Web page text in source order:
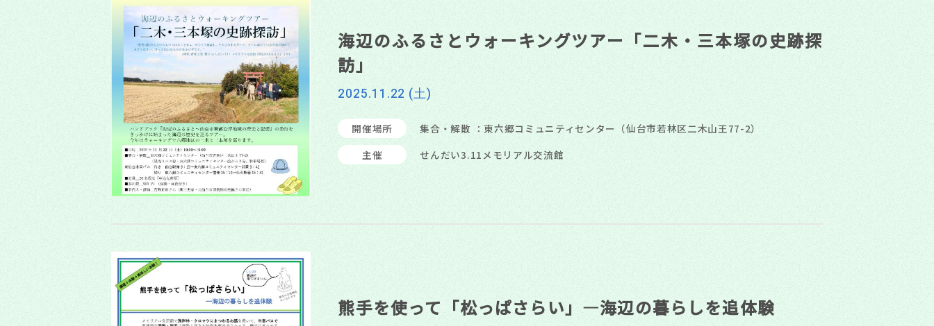
海辺のふるさとウォーキングツアー「二木・三本塚の史跡探
訪」
2025.11.22 (土)
開催場所
集合・解散 ：東六郷コミュニティセンター（仙台市若林区二木山王77-2）
主催
せんだい3.11メモリアル交流館
熊手を使って「松っぱさらい」―海辺の暮らしを追体験